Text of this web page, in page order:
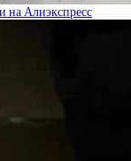
на Алиэкспресс